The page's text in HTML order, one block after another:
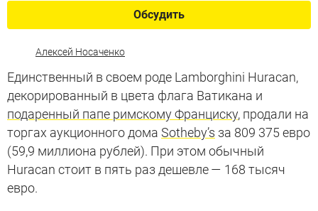
Обсудить
Алексей Носаченко
Единственный в своем роде Lamborghini Huracan,
декорированный в цвета флага Ватикана и
подаренный папе римскому Франциску, продали на
торгах аукционного дома Sotheby’s за 809 375 евро
(59,9 миллиона рублей). При этом обычный
Huracan стоит в пять раз дешевле — 168 тысяч
евро.